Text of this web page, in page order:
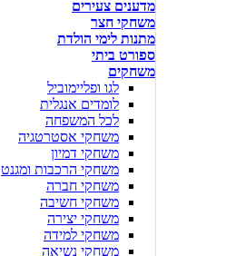
מדענים צעירים
משחקי חצר
מתנות לימי הולדת
ספורט ביתי
משחקים
לגו ופליימוביל
לומדים אנגלית
לכל המשפחה
משחקי אסטרטגיה
משחקי דמיון
משחקי הרכבות ומגנט
משחקי חברה
משחקי חשיבה
משחקי יצירה
משחקי למידה
משחקי נשיאה